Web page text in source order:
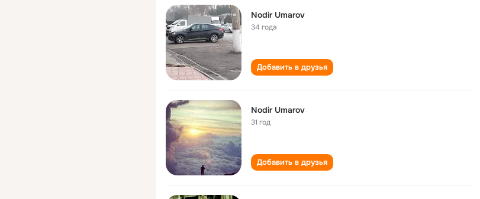
Nodir Umarov
34 года
Добавить в друзья
Nodir Umarov
31 год
Добавить в друзья